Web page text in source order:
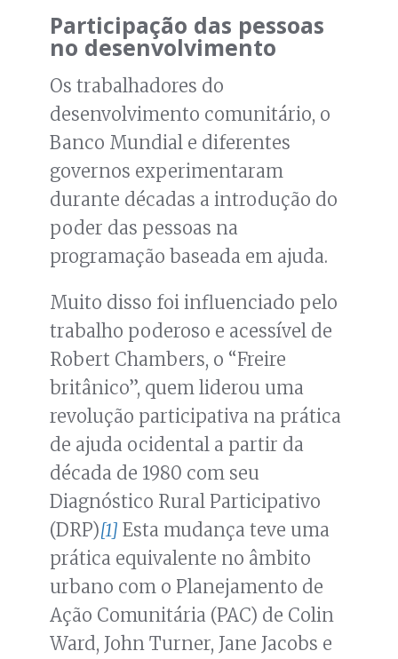
Participação das pessoas
no desenvolvimento
Os trabalhadores do
desenvolvimento comunitário, o
Banco Mundial e diferentes
governos experimentaram
durante décadas a introdução do
poder das pessoas na
programação baseada em ajuda.
Muito disso foi influenciado pelo
trabalho poderoso e acessível de
Robert Chambers, o “Freire
britânico”, quem liderou uma
revolução participativa na prática
de ajuda ocidental a partir da
década de 1980 com seu
Diagnóstico Rural Participativo
(DRP)[1] Esta mudança teve uma
prática equivalente no âmbito
urbano com o Planejamento de
Ação Comunitária (PAC) de Colin
Ward, John Turner, Jane Jacobs e